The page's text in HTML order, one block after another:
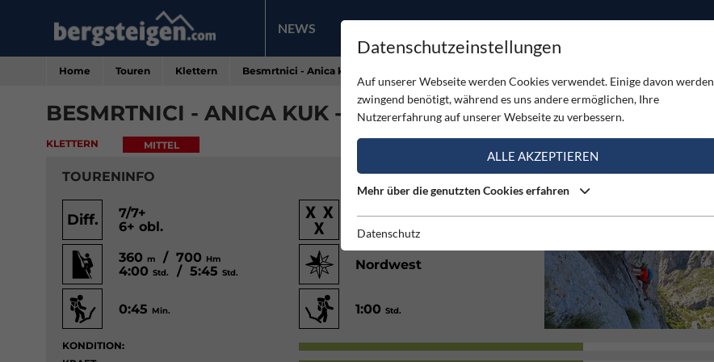
NEWS PRODUKTE
Home Touren Klettern Besmrtnici - Anica kuk - Paklenica
BESMRTNICI - ANICA KUK - PAKLENICA
KLETTERN MITTEL
TOURENINFO
Diff.
7/7+
6+ obl.
Gut
360m / 700 Hm
4:00Std. / 5:45Std.
Nordwest
0:45 Min. 1:00Std.
KONDITION:
Datenschutzeinstellungen
Auf unserer Webseite werden Cookies verwendet. Einige davon werden
zwingend benötigt, während es uns andere ermöglichen, Ihre
Nutzererfahrung auf unserer Webseite zu verbessern.
ALLE AKZEPTIEREN
Mehr über die genutzten Cookies erfahren
Datenschutz